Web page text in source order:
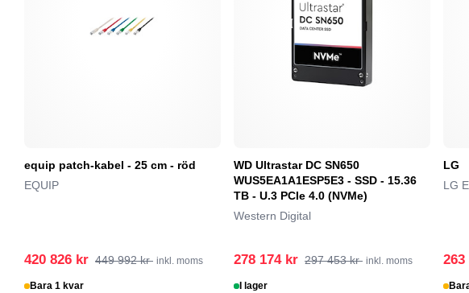
equip patch-kabel - 25 cm - röd
EQUIP
420 826 kr 449 992 kr inkl. moms
Bara 1 kvar
WD Ultrastar DC SN650
WUS5EA1A1ESP5E3 - SSD - 15.36
TB - U.3 PCIe 4.0 (NVMe)
Western Digital
278 174 kr 297 453 kr inkl. moms
I lager
LG
LG
263